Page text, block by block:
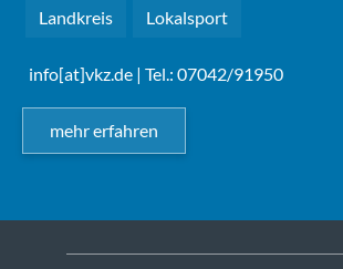
Landkreis Lokalsport
info[at]vkz.de | Tel.: 07042/91950
mehr erfahren